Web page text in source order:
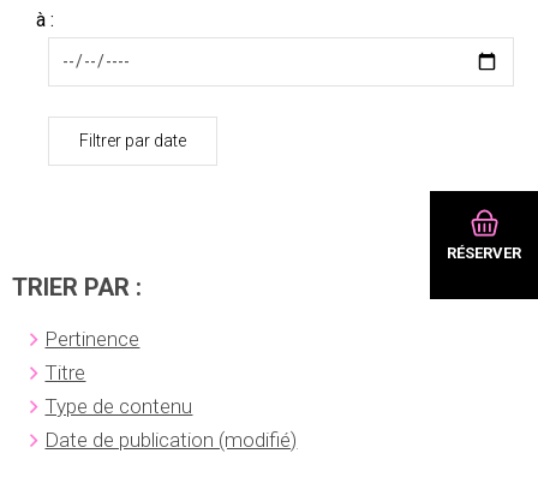
RÉSERVER
à :
Filtrer par date
TRIER PAR :
Pertinence
Titre
Type de contenu
Date de publication (modifié)